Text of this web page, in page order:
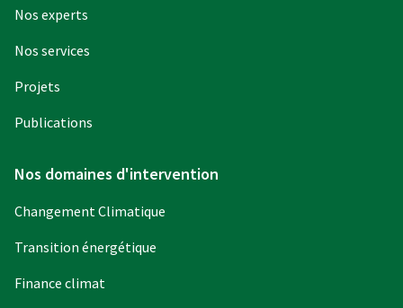
Nos experts
Nos services
Projets
Publications
Nos domaines d'intervention
Changement Climatique
Transition énergétique
Finance climat